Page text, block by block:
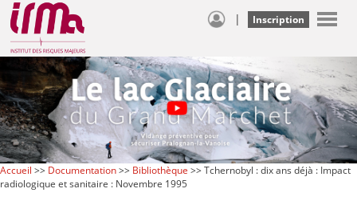
| Inscription
Accueil >> Documentation>> Bibliothèque >> Tchernobyl : dix ans déjà : Impact
radiologique et sanitaire : Novembre 1995